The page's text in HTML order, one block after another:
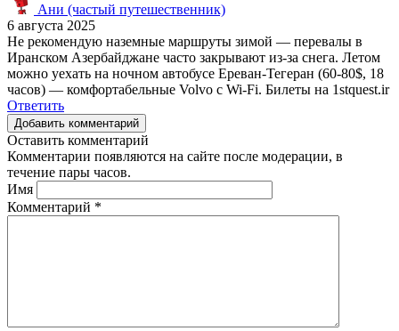
Ани (частый путешественник)
6 августа 2025
Не рекомендую наземные маршруты зимой — перевалы в
Иранском Азербайджане часто закрывают из-за снега. Летом
можно уехать на ночном автобусе Ереван-Тегеран (60-80$, 18
часов) — комфортабельные Volvo с Wi-Fi. Билеты на 1stquest.ir
Ответить
Добавить комментарий
Оставить комментарий
Комментарии появляются на сайте после модерации, в
течение пары часов.
Имя
Комментарий *